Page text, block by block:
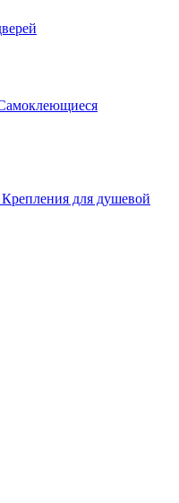
Крепления для душевой